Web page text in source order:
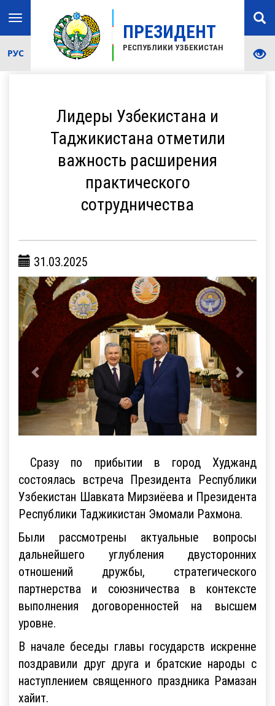
ПРЕЗИДЕНТ
РЕСПУБЛИКИ УЗБЕКИСТАН
Toggle
navigation
РУС
Лидеры Узбекистана и
Таджикистана отметили
важность расширения
практического
сотрудничества
31.03.2025
Сразу по прибытии в город Худжанд
состоялась встреча Президента Республики
Узбекистан Шавката Мирзиёева и Президента
Республики Таджикистан Эмомали Рахмона.
Были рассмотрены актуальные вопросы
дальнейшего углубления двусторонних
отношений дружбы, стратегического
партнерства и союзничества в контексте
выполнения договоренностей на высшем
уровне.
В начале беседы главы государств искренне
поздравили друг друга и братские народы с
наступлением священного праздника Рамазан
хайит.